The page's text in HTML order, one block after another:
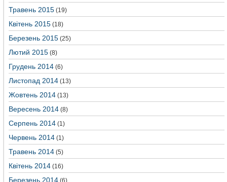
Травень 2015 (19)
Квітень 2015 (18)
Березень 2015 (25)
Лютий 2015 (8)
Грудень 2014 (6)
Листопад 2014 (13)
Жовтень 2014 (13)
Вересень 2014 (8)
Серпень 2014 (1)
Червень 2014 (1)
Травень 2014 (5)
Квітень 2014 (16)
Березень 2014 (6)